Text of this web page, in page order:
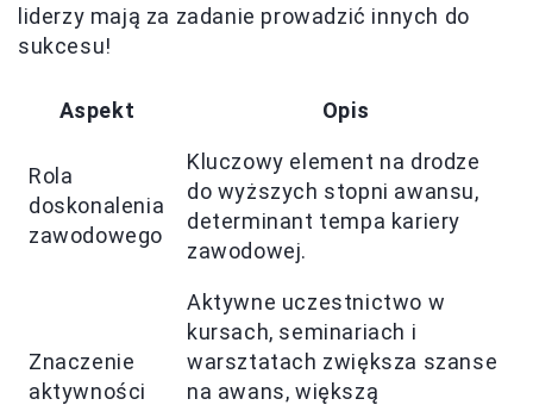
liderzy mają za zadanie prowadzić innych do
sukcesu!
Aspekt Opis
Rola
doskonalenia
zawodowego
Kluczowy element na drodze
do wyższych stopni awansu,
determinant tempa kariery
zawodowej.
Znaczenie
aktywności
Aktywne uczestnictwo w
kursach, seminariach i
warsztatach zwiększa szanse
na awans, większą